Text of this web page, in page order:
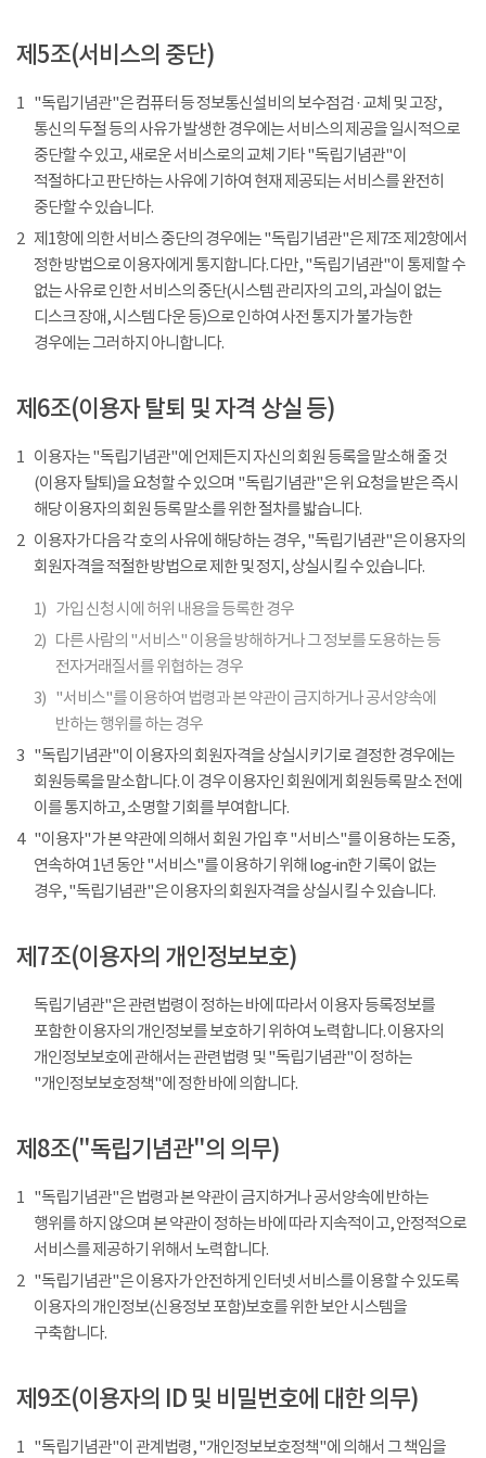
제5조(서비스의 중단)
1 "독립기념관"은 컴퓨터 등 정보통신설비의 보수점검 · 교체 및 고장,
통신의 두절 등의 사유가 발생한 경우에는 서비스의 제공을 일시적으로
중단할 수 있고, 새로운 서비스로의 교체 기타 "독립기념관"이
적절하다고 판단하는 사유에 기하여 현재 제공되는 서비스를 완전히
중단할 수 있습니다.
2 제1항에 의한 서비스 중단의 경우에는 "독립기념관"은 제7조 제2항에서
정한 방법으로 이용자에게 통지합니다. 다만, "독립기념관"이 통제할 수
없는 사유로 인한 서비스의 중단(시스템 관리자의 고의, 과실이 없는
디스크 장애, 시스템 다운 등)으로 인하여 사전 통지가 불가능한
경우에는 그러하지 아니합니다.
제6조(이용자 탈퇴 및 자격 상실 등)
1 이용자는 "독립기념관"에 언제든지 자신의 회원 등록을 말소해 줄 것
(이용자 탈퇴)을 요청할 수 있으며 "독립기념관"은 위 요청을 받은 즉시
해당 이용자의 회원 등록 말소를 위한 절차를 밟습니다.
2 이용자가 다음 각 호의 사유에 해당하는 경우, "독립기념관"은 이용자의
회원자격을 적절한 방법으로 제한 및 정지, 상실시킬 수 있습니다.
1) 가입 신청 시에 허위 내용을 등록한 경우
2) 다른 사람의 "서비스" 이용을 방해하거나 그 정보를 도용하는 등
전자거래질서를 위협하는 경우
3) "서비스"를 이용하여 법령과 본 약관이 금지하거나 공서양속에
반하는 행위를 하는 경우
3 "독립기념관"이 이용자의 회원자격을 상실시키기로 결정한 경우에는
회원등록을 말소합니다. 이 경우 이용자인 회원에게 회원등록 말소 전에
이를 통지하고, 소명할 기회를 부여합니다.
4
"이용자"가 본 약관에 의해서 회원 가입 후 "서비스"를 이용하는 도중,
연속하여 1년 동안 "서비스"를 이용하기 위해 log-in한 기록이 없는
경우, "독립기념관"은 이용자의 회원자격을 상실시킬 수 있습니다.
제7조(이용자의 개인정보보호)
독립기념관"은 관련법령이 정하는 바에 따라서 이용자 등록정보를
포함한 이용자의 개인정보를 보호하기 위하여 노력합니다. 이용자의
개인정보보호에 관해서는 관련법령 및 "독립기념관"이 정하는
"개인정보보호정책"에 정한 바에 의합니다.
제8조("독립기념관"의 의무)
1 "독립기념관"은 법령과 본 약관이 금지하거나 공서양속에 반하는
행위를 하지 않으며 본 약관이 정하는 바에 따라 지속적이고, 안정적으로
서비스를 제공하기 위해서 노력합니다.
2 "독립기념관"은 이용자가 안전하게 인터넷 서비스를 이용할 수 있도록
이용자의 개인정보(신용정보 포함)보호를 위한 보안 시스템을
구축합니다.
제9조(이용자의 ID 및 비밀번호에 대한 의무)
1 "독립기념관"이 관계법령, "개인정보보호정책"에 의해서 그 책임을